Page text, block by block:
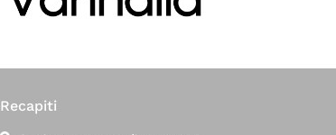
Recapiti